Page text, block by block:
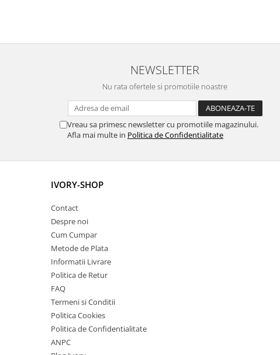
NEWSLETTER
Nu rata ofertele si promotiile noastre
Vreau sa primesc newsletter cu promotiile magazinului.
Afla mai multe in Politica de Confidentialitate
IVORY-SHOP
Contact
Despre noi
Cum Cumpar
Metode de Plata
Informatii Livrare
Politica de Retur
FAQ
Termeni si Conditii
Politica Cookies
Politica de Confidentialitate
ANPC